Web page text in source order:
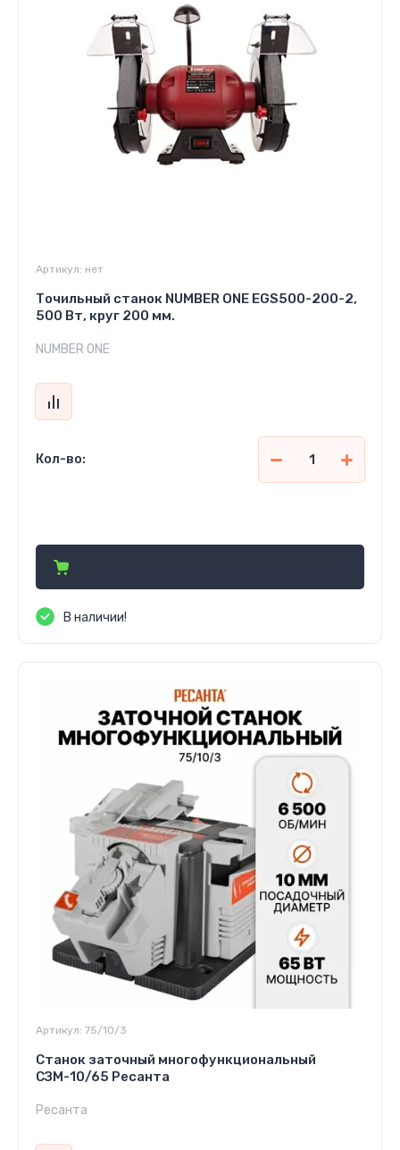
Артикул: нет
Точильный станок NUMBER ONE EGS500-200-2,
500 Вт, круг 200 мм.
NUMBER ONE
Кол-во:
В наличии!
Артикул: 75/10/3
Станок заточный многофункциональный
СЗМ-10/65 Ресанта
Ресанта